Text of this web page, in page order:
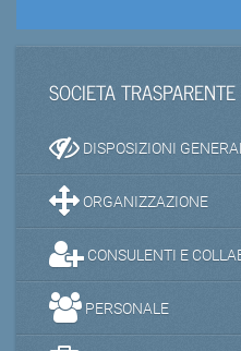
SOCIETA TRASPARENTE
DISPOSIZIONI
ORGANIZZAZIONE
CONSULENTI E
PERSONALE